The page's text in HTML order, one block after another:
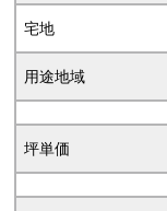
宅地
用途地域
坪単価